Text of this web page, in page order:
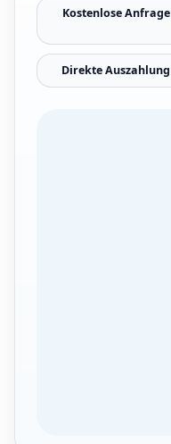
Kostenlose Anfrage
Direkte Auszahlung